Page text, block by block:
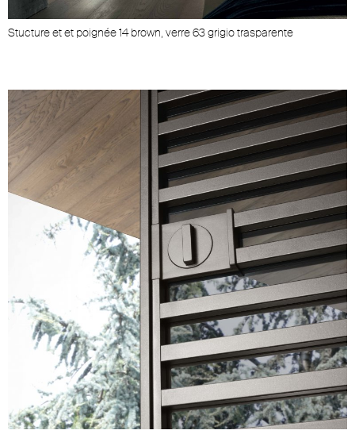
Stucture et et poignée 14 brown, verre 63 grigio trasparente